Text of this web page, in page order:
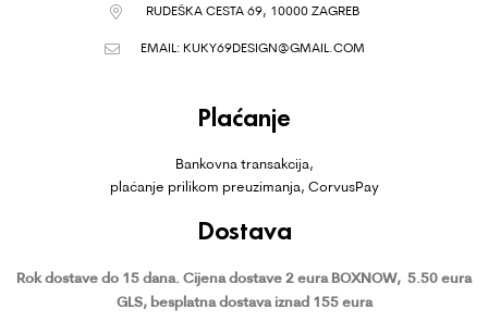
RUDEŠKA CESTA 69, 10000 ZAGREB
EMAIL: KUKY69DESIGN@GMAIL.COM
Plaćanje
Bankovna transakcija,
plaćanje prilikom preuzimanja, CorvusPay
Dostava
Rok dostave do 15 dana. Cijena dostave 2 eura BOXNOW, 5.50 eura
GLS, besplatna dostava iznad 155 eura